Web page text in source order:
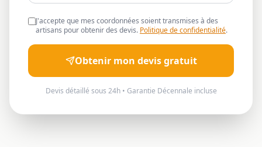
J'accepte que mes coordonnées soient transmises à des
artisans pour obtenir des devis. Politique de confidentialité.
Obtenir mon devis gratuit
Devis détaillé sous 24h • Garantie Décennale incluse